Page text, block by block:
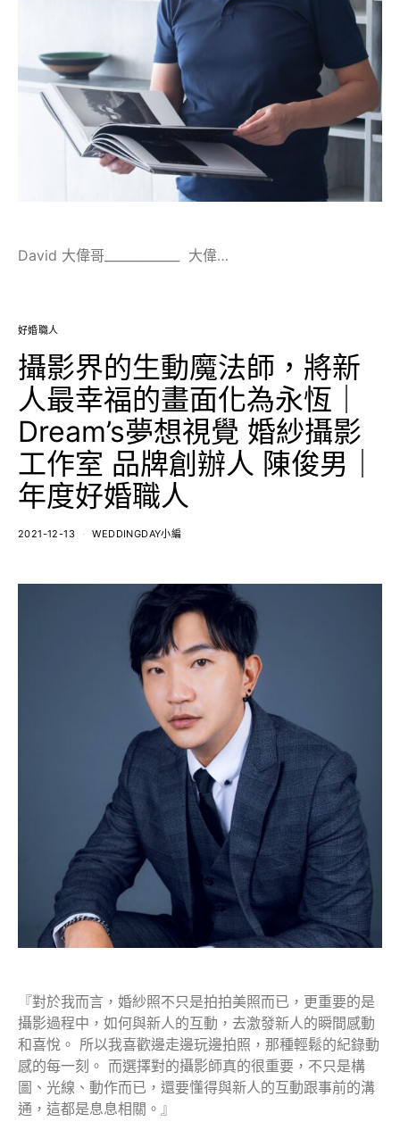
David 大偉哥____________ 大偉…
好婚職人
攝影界的生動魔法師，將新
人最幸福的畫面化為永恆｜
Dream’s夢想視覺 婚紗攝影
工作室 品牌創辦人 陳俊男｜
年度好婚職人
2021-12-13 WEDDINGDAY小編
『對於我而言，婚紗照不只是拍拍美照而已，更重要的是
攝影過程中，如何與新人的互動，去激發新人的瞬間感動
和喜悅。 所以我喜歡邊走邊玩邊拍照，那種輕鬆的紀錄動
感的每一刻。 而選擇對的攝影師真的很重要，不只是構
圖、光線、動作而已，還要懂得與新人的互動跟事前的溝
通，這都是息息相關。』